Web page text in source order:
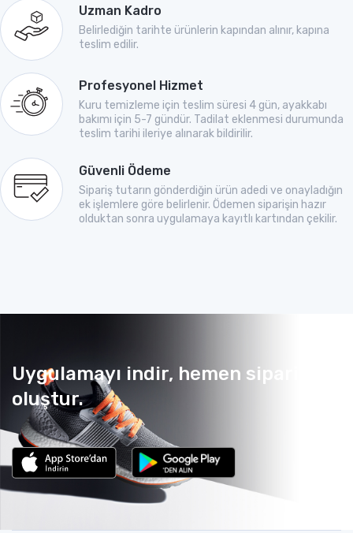
Uzman Kadro
Belirlediğin tarihte ürünlerin kapından alınır, kapına
teslim edilir.
Profesyonel Hizmet
Kuru temizleme için teslim süresi 4 gün, ayakkabı
bakımı için 5-7 gündür. Tadilat eklenmesi durumunda
teslim tarihi ileriye alınarak bildirilir.
Güvenli Ödeme
Sipariş tutarın gönderdiğin ürün adedi ve onayladığın
ek işlemlere göre belirlenir. Ödemen siparişin hazır
olduktan sonra uygulamaya kayıtlı kartından çekilir.
Uygulamayı indir, hemen sipariş
oluştur.